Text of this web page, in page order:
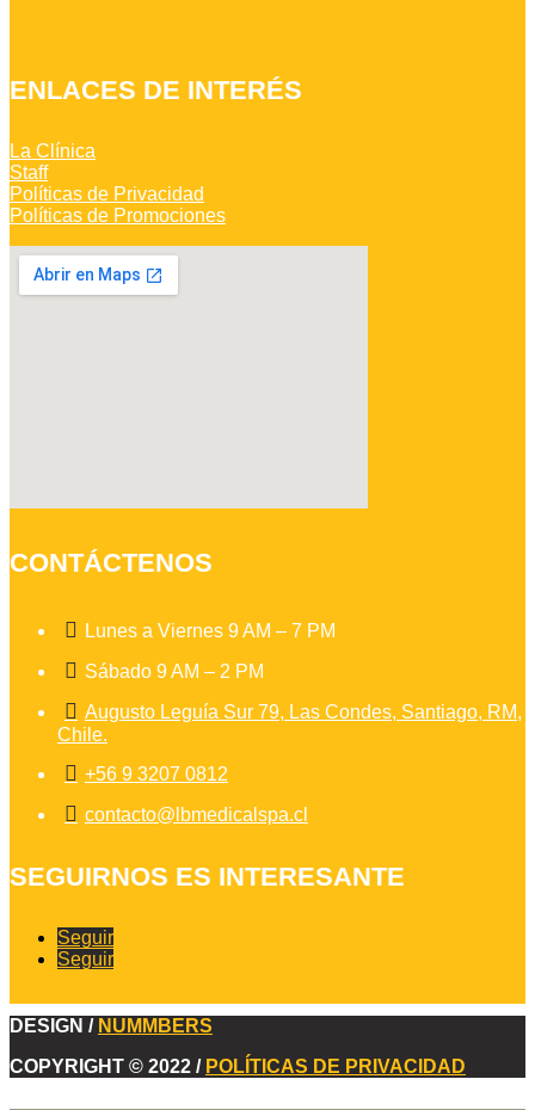
ENLACES DE INTERÉS
La Clínica
Staff
Políticas de Privacidad
Políticas de Promociones
CONTÁCTENOS
 Lunes a Viernes 9 AM – 7 PM
 Sábado 9 AM – 2 PM
 Augusto Leguía Sur 79, Las Condes, Santiago, RM,
Chile.
 +56 9 3207 0812
 contacto@lbmedicalspa.cl
SEGUIRNOS ES INTERESANTE
Seguir
Seguir
DESIGN / NUMMBERS
COPYRIGHT © 2022 / POLÍTICAS DE PRIVACIDAD